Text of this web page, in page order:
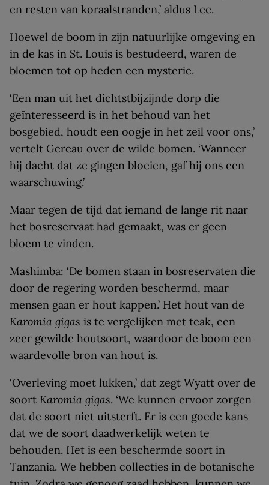
en resten van koraalstranden,’ aldus Lee.
Hoewel de boom in zijn natuurlijke omgeving en
in de kas in St. Louis is bestudeerd, waren de
bloemen tot op heden een mysterie.
‘Een man uit het dichtstbijzijnde dorp die
geïnteresseerd is in het behoud van het
bosgebied, houdt een oogje in het zeil voor ons,’
vertelt Gereau over de wilde bomen. ‘Wanneer
hij dacht dat ze gingen bloeien, gaf hij ons een
waarschuwing.’
Maar tegen de tijd dat iemand de lange rit naar
het bosreservaat had gemaakt, was er geen
bloem te vinden.
Mashimba: ‘De bomen staan in bosreservaten die
door de regering worden beschermd, maar
mensen gaan er hout kappen.’ Het hout van de
Karomia gigas is te vergelijken met teak, een
zeer gewilde houtsoort, waardoor de boom een
waardevolle bron van hout is.
‘Overleving moet lukken,’ dat zegt Wyatt over de
soort Karomia gigas. ‘We kunnen ervoor zorgen
dat de soort niet uitsterft. Er is een goede kans
dat we de soort daadwerkelijk weten te
behouden. Het is een beschermde soort in
Tanzania. We hebben collecties in de botanische